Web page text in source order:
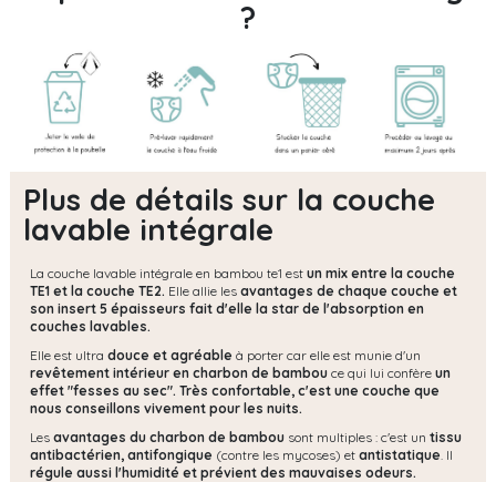
?
Plus de détails sur la couche
lavable intégrale
La couche lavable intégrale en bambou te1 est un mix entre la couche
TE1 et la couche TE2. Elle allie les avantages de chaque couche et
son insert 5 épaisseurs fait d'elle la star de l'absorption en
couches lavables.
Elle est ultra douce et agréable à porter car elle est munie d'un
revêtement intérieur en charbon de bambou ce qui lui confère un
effet "fesses au sec". Très confortable, c'est une couche que
nous conseillons vivement pour les nuits.
Les avantages du charbon de bambou sont multiples : c'est un tissu
antibactérien, antifongique (contre les mycoses) et antistatique . Il
régule aussi l'humidité et prévient des mauvaises odeurs.